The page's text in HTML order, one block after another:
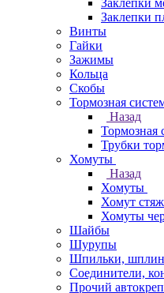
Заклепки
Заклепки
Винты
Гайки
Зажимы
Кольца
Скобы
Тормозная
Назад
Тормозная
Трубки
Хомуты
Назад
Хомуты
Хомут
Хомуты
Шайбы
Шурупы
Шпильки,
Соединители,
Прочий